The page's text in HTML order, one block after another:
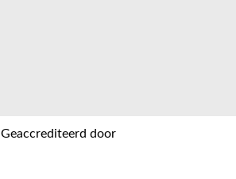
Geaccrediteerd door